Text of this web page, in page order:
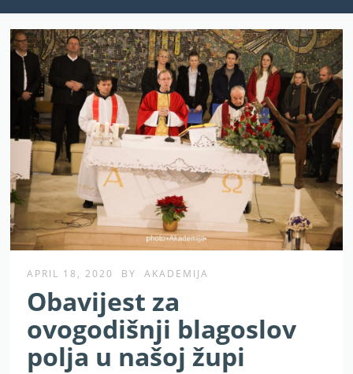
APRIL 18, 2020 BY AKADEMIJA
Obavijest za
ovogodišnji blagoslov
polja u našoj župi